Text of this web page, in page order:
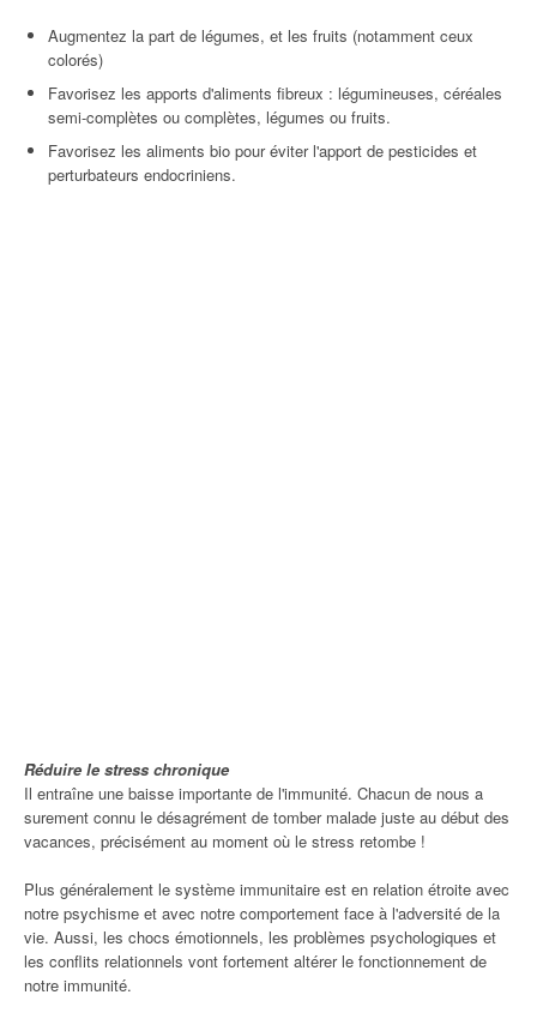
Augmentez la part de légumes, et les fruits (notamment ceux
colorés)
Favorisez les apports d'aliments fibreux : légumineuses, céréales
semi-complètes ou complètes, légumes ou fruits.
Favorisez les aliments bio pour éviter l'apport de pesticides et
perturbateurs endocriniens.
Réduire le stress chronique
Il entraîne une baisse importante de l'immunité. Chacun de nous a
surement connu le désagrément de tomber malade juste au début des
vacances, précisément au moment où le stress retombe !
Plus généralement le système immunitaire est en relation étroite avec
notre psychisme et avec notre comportement face à l'adversité de la
vie. Aussi, les chocs émotionnels, les problèmes psychologiques et
les conflits relationnels vont fortement altérer le fonctionnement de
notre immunité.